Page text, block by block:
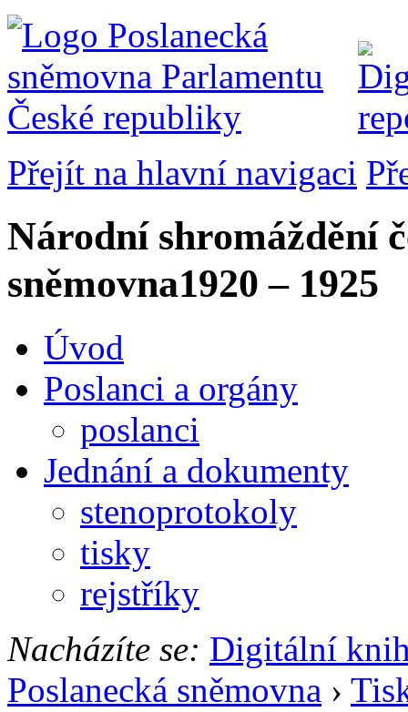
Přejít na hlavní navigaci
Národní shromáždění
sněmovna1920 – 1925
Úvod
Poslanci a orgány
poslanci
Jednání a dokumenty
stenoprotokoly
tisky
rejstříky
Nacházíte se: Digitální
Poslanecká sněmovna ›